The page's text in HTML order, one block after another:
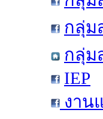
กลุ่ม
กลุ่ม
IEP
งาน